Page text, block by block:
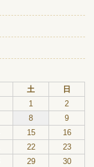
土 日
1
2
8
9
15
16
22
23
29
30